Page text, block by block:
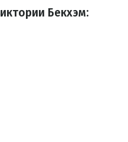
Бекхэм: